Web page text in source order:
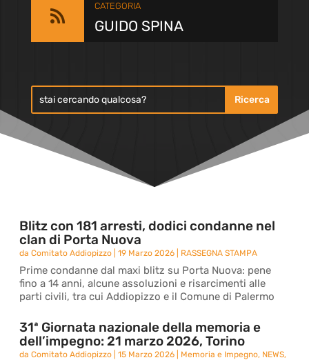

CATEGORIA
GUIDO SPINA
Blitz con 181 arresti, dodici condanne nel
clan di Porta Nuova
daComitato Addiopizzo |19 Marzo 2026 RASSEGNA STAMPA
Prime condanne dal maxi blitz su Porta Nuova: pene
fino a 14 anni, alcune assoluzioni e risarcimenti alle
parti civili, tra cui Addiopizzo e il Comune di Palermo
31ª Giornata nazionale della memoria e
dell’impegno: 21 marzo 2026, Torino
daComitato Addiopizzo |15 Marzo 2026 Memoria e Impegno, NEWS,